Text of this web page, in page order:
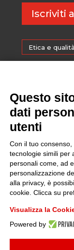
Iscriviti
Etica e qualità
Sostenibilità
Media
Questo
dati
utenti
Con il tuo
tecnologie simili per
personali come, ad
personalizzazione
alla privacy, è
cookie. Clicca su
Visualizza la
Powered by